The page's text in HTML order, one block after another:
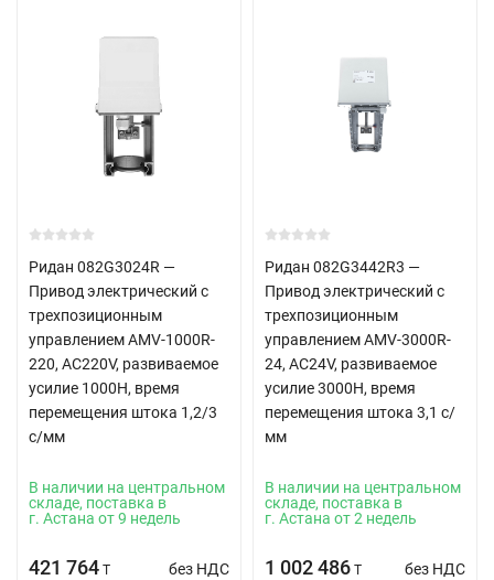
Ридан 082G3024R —
Привод электрический с
трехпозиционным
управлением AMV-1000R-
220, AC220V, развиваемое
усилие 1000Н, время
перемещения штока 1,2/3
с/мм
В наличии на центральном
складе, поставка в
г. Астана от 9 недель
421 764 T без НДС
Ридан 082G3442R3 —
Привод электрический с
трехпозиционным
управлением AMV-3000R-
24, AC24V, развиваемое
усилие 3000Н, время
перемещения штока 3,1 с/
мм
В наличии на центральном
складе, поставка в
г. Астана от 2 недель
1 002 486 T без НДС